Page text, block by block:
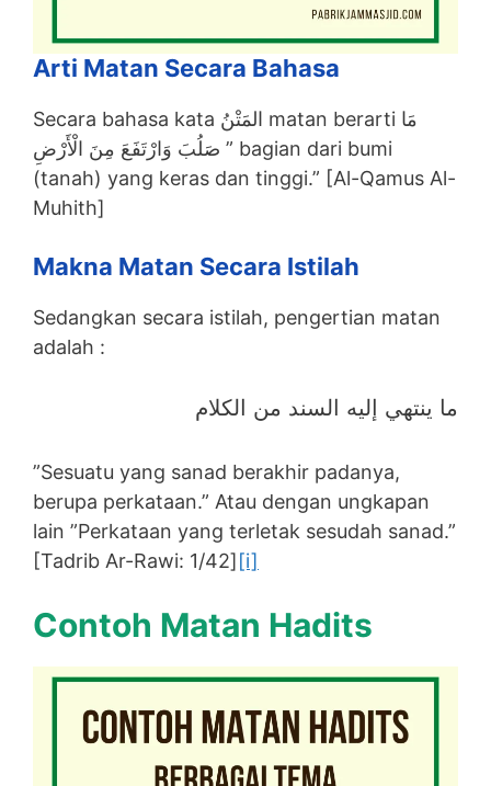
Arti Matan Secara Bahasa
Secara bahasa kata المَتْنُ matan berarti مَا
صَلُبَ وَارْتَفَعَ مِنَ الْأَرْضِ ” bagian dari bumi
(tanah) yang keras dan tinggi.” [Al-Qamus Al-
Muhith]
Makna Matan Secara Istilah
Sedangkan secara istilah, pengertian matan
adalah :
ما ينتهي إليه السند من الكلام
”Sesuatu yang sanad berakhir padanya,
berupa perkataan.” Atau dengan ungkapan
lain ”Perkataan yang terletak sesudah sanad.”
[Tadrib Ar-Rawi: 1/42] [i]
Contoh Matan Hadits